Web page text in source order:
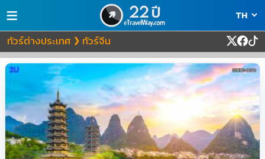
≡
ทัวร์ต่างประเทศ ❯ ทัวร์จีน